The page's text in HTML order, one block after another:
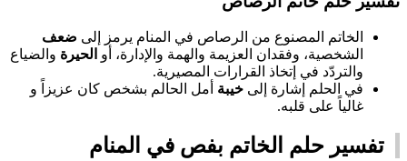
الخاتم المصنوع من الرصاص في المنام يرمز إلى ضعف
الشخصية، وفقدان العزيمة والهمة والإدارة، أو الحيرة والضياع
والتردّد في إتخاذ القرارات المصيرية.
في الحلم إشارة إلى خيبة أمل الحالم بشخص كان عزيزاً و
غالياً على قلبه.
تفسير حلم الخاتم بفص في المنام